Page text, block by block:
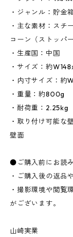
・ジャンル：貯金
・主な素材：スチ
コーン（ストッパ
・生産国：中国
・サイズ：約
・内寸サイズ：約
・重量：約800g
・耐荷重：2.25kg
・取り付け可能な
壁面
●ご購入前にお読
・ご購入後の返品
・撮影環境や閲覧
がございます。
山崎実業